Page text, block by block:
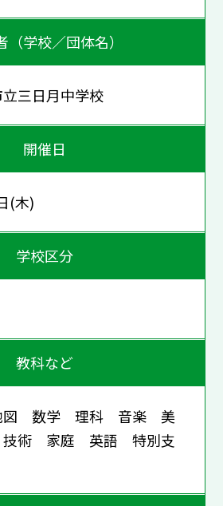
（学校／団体名）
三日月中学校
開催日
(木)
学校区分
教科など
図 数学 理科 音楽 美
術 家庭 英語 特別支